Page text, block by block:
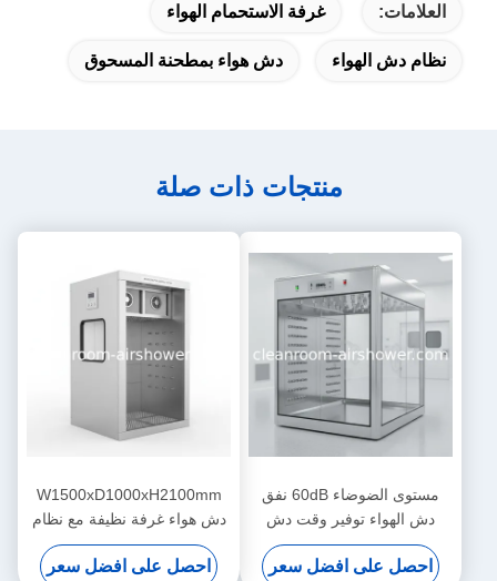
العلامات: غرفة الاستحمام الهواء
نظام دش الهواء دش هواء بمطحنة المسحوق
منتجات ذات صلة
مستوى الضوضاء 60dB نفق
دش الهواء توفير وقت دش
الهواء 0-99s لإزالة الغبار الفعالة
وإدارة دخول الغرفة النظيفة
احصل على افضل سعر
W1500xD1000xH2100mm
دش هواء غرفة نظيفة مع نظام
تحكم ميكرو كمبيوتر ومرشح
HEPA يوفر إزالة الجسيمات في
احصل على افضل سعر